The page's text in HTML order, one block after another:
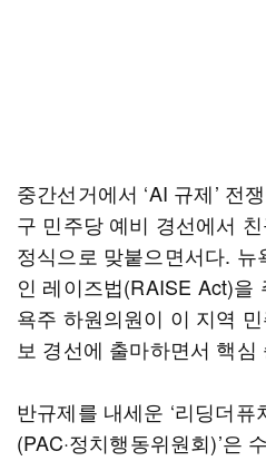
중간선거에서 ‘AI 규제’ 전
구 민주당 예비 경선에서
정식으로 맞붙으면서다.
인 레이즈법(RAISE Act)을
욕주 하원의원이 이 지역
보 경선에 출마하면서 핵심
반규제를 내세운 ‘리딩더
(PAC·정치행동위원회)’은